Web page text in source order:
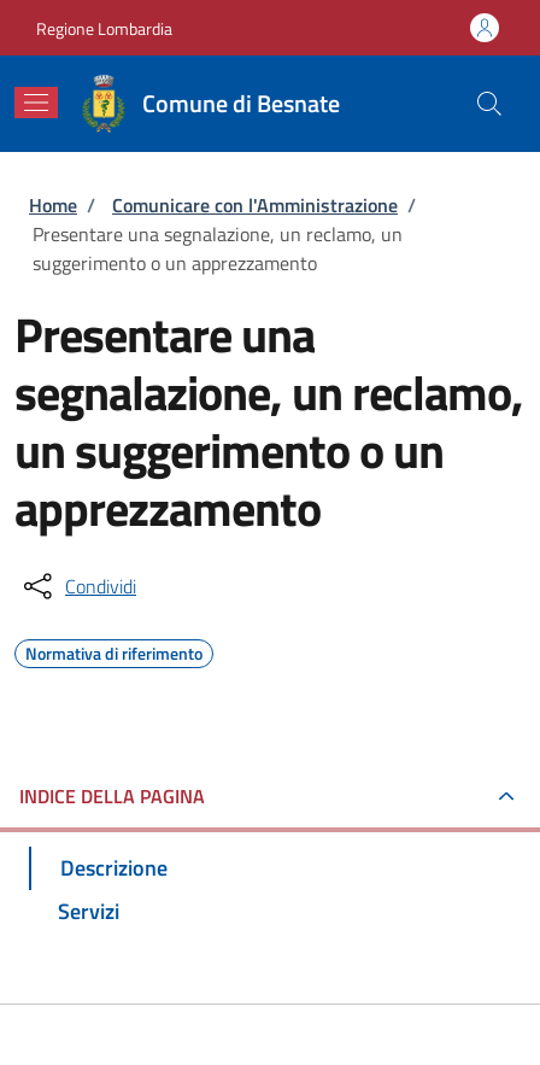
Regione Lombardia
Comune di Besnate
Briciole di pane
Home / Comunicare con l'Amministrazione /
Presentare una segnalazione, un reclamo, un
suggerimento o un apprezzamento
Presentare una
segnalazione, un reclamo,
un suggerimento o un
apprezzamento
Condividi
Normativa di riferimento
INDICE DELLA PAGINA
Descrizione
Servizi